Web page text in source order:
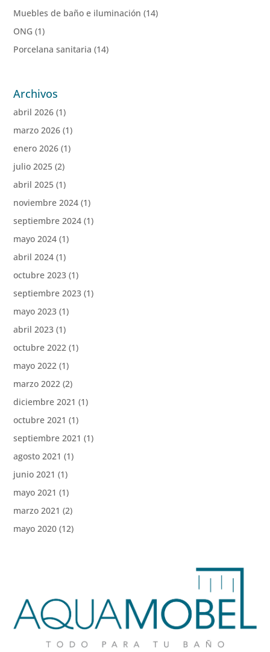
Muebles de baño e iluminación (14)
ONG (1)
Porcelana sanitaria (14)
Archivos
abril 2026 (1)
marzo 2026 (1)
enero 2026 (1)
julio 2025 (2)
abril 2025 (1)
noviembre 2024 (1)
septiembre 2024 (1)
mayo 2024 (1)
abril 2024 (1)
octubre 2023 (1)
septiembre 2023 (1)
mayo 2023 (1)
abril 2023 (1)
octubre 2022 (1)
mayo 2022 (1)
marzo 2022 (2)
diciembre 2021 (1)
octubre 2021 (1)
septiembre 2021 (1)
agosto 2021 (1)
junio 2021 (1)
mayo 2021 (1)
marzo 2021 (2)
mayo 2020 (12)